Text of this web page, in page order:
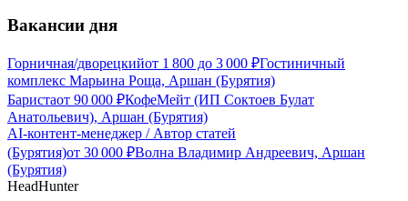
Вакансии дня
Горничная/дворецкийот 1 800 до 3 000 ₽Гостиничный
комплекс Марьина Роща, Аршан (Бурятия)
Баристаот 90 000 ₽КофеМейт (ИП Соктоев Булат
Анатольевич), Аршан (Бурятия)
AI-контент-менеджер / Автор статей
(Бурятия)от 30 000 ₽Волна Владимир Андреевич, Аршан
(Бурятия)
HeadHunter